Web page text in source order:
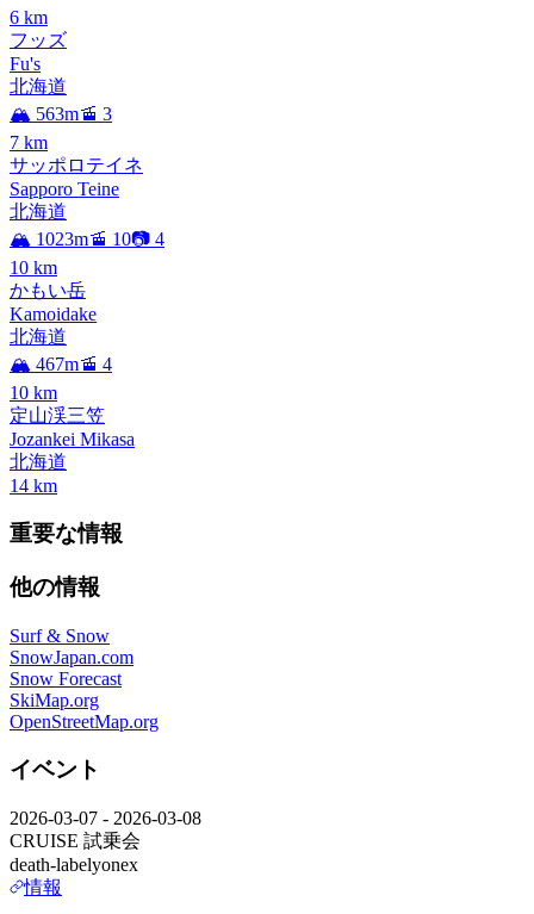
6 km
フッズ
Fu's
北海道
🏔️ 563m🚡 3
7 km
サッポロテイネ
Sapporo Teine
北海道
🏔️ 1023m🚡 10📷 4
10 km
かもい岳
Kamoidake
北海道
🏔️ 467m🚡 4
10 km
定山渓三笠
Jozankei Mikasa
北海道
14 km
重要な情報
他の情報
Surf & Snow
SnowJapan.com
Snow Forecast
SkiMap.org
OpenStreetMap.org
イベント
2026-03-07 - 2026-03-08
CRUISE 試乗会
death-labelyonex
情報